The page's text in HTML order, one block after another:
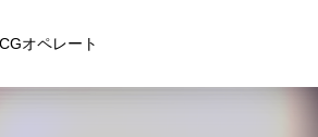
オペレート